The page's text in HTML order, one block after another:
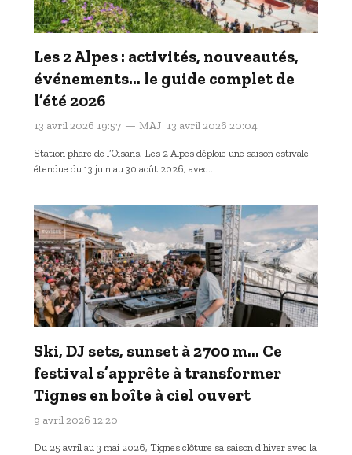
Les 2 Alpes : activités, nouveautés,
événements… le guide complet de
l’été 2026
13 avril 2026 19:57 MAJ 13 avril 2026 20:04
Station phare de l’Oisans, Les 2 Alpes déploie une saison estivale
étendue du 13 juin au 30 août 2026, avec…
Ski, DJ sets, sunset à 2700 m… Ce
festival s’apprête à transformer
Tignes en boîte à ciel ouvert
9 avril 2026 12:20
Du 25 avril au 3 mai 2026, Tignes clôture sa saison d’hiver avec la